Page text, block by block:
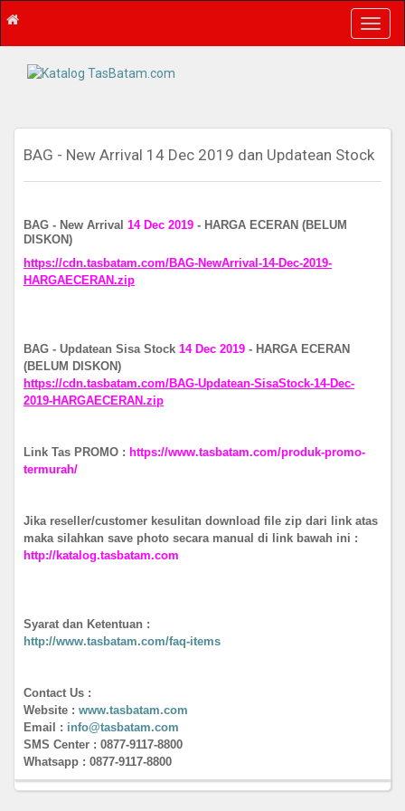
T
o
a
BAG - New Arrival 14 Dec 2019 dan Updatean Stock
BAG - New Arrival 14 Dec 2019 - HARGA ECERAN (BELUM
DISKON)
https://cdn.tasbatam.com/BAG-NewArrival-14-Dec-2019-
HARGAECERAN.zip
BAG - Updatean Sisa Stock 14 Dec 2019 - HARGA ECERAN
(BELUM DISKON)
https://cdn.tasbatam.com/BAG-Updatean-SisaStock-14-Dec-
2019-HARGAECERAN.zip
Link Tas PROMO : https://www.tasbatam.com/produk-promo-
termurah/
Jika reseller/customer kesulitan download file zip dari link atas
maka silahkan save photo secara manual di link bawah ini :
http://katalog.tasbatam.com
Syarat dan Ketentuan :
http://www.tasbatam.com/faq-items
Contact Us :
Website : www.tasbatam.com
Email : info@tasbatam.com
SMS Center : 0877-9117-8800
Whatsapp : 0877-9117-8800